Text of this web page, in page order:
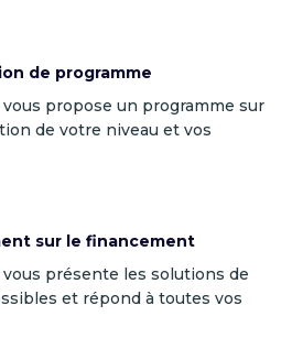
de programme
propose un programme sur
de votre niveau et vos
sur le financement
présente les solutions de
et répond à toutes vos